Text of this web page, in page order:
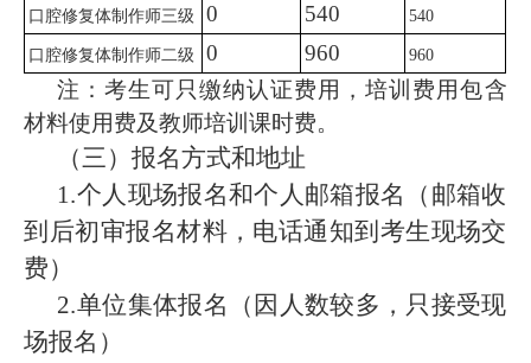
口腔修复体制作师三级 0 540 540
口腔修复体制作师二级 0 960 960
注：考生可只缴纳认证费用，培训费用包含
材料使用费及教师培训课时费。
（三）报名方式和地址
1.个人现场报名和个人邮箱报名（邮箱收
到后初审报名材料，电话通知到考生现场交
费）
2.单位集体报名（因人数较多，只接受现
场报名）